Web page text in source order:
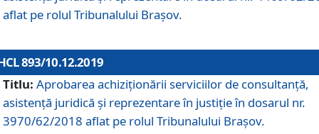
aflat pe rolul Tribunalului Braşov.
893/10.12.2019
Titlu: Aprobarea achiziţionării serviciilor de consultanţă,
asistenţă juridică şi reprezentare în justiţie în dosarul nr.
3970/62/2018 aflat pe rolul Tribunalului Braşov.